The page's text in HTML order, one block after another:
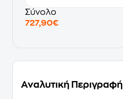
Σύνολο
727,90€
Αναλυτική Περιγραφή